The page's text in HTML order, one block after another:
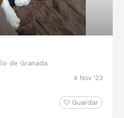
de Granada
4 Nov '23
Guardar